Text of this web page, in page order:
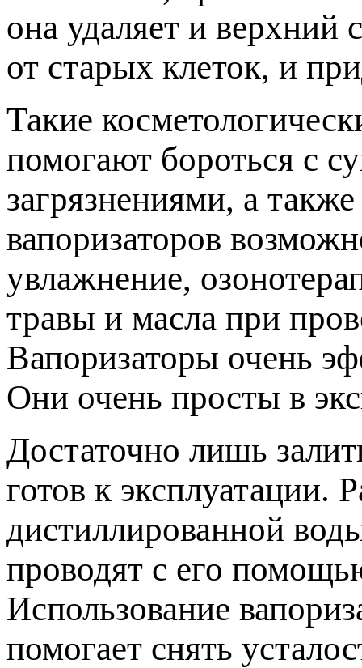
она удаляет и верхний
от старых клеток, и
Такие
помогают бороться с
загрязнениями, а
вапоризаторов
увлажнение,
травы и масла при
Вапоризаторы очень
Они очень просты в
Достаточно лишь
готов к эксплуатации.
дистиллированной
проводят с его
Использование
помогает снять